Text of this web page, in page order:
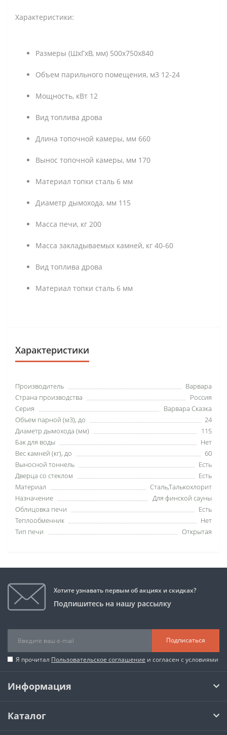
Характеристики:
Размеры (ШxГxВ, мм) 500x750x840
Объем парильного помещения, м3 12-24
Мощность, кВт 12
Вид топлива дрова
Длина топочной камеры, мм 660
Вынос топочной камеры, мм 170
Материал топки сталь 6 мм
Диаметр дымохода, мм 115
Масса печи, кг 200
Масса закладываемых камней, кг 40-60
Вид топлива дрова
Материал топки сталь 6 мм
Характеристики
Производитель
Варвара
Страна производства
Россия
Серия
Варвара Сказка
Объем парной (м3), до
24
Диаметр дымохода (мм)
115
Бак для воды
Нет
Вес камней (кг), до
60
Выносной тоннель
Есть
Дверца со стеклом
Есть
Материал
Сталь,Талькохлорит
Назначение
Для финской сауны
Облицовка печи
Есть
Теплообменник
Нет
Тип печи
Открытая
Хотите узнавать первым об акциях и скидках?
Подпишитесь на нашу рассылку
Подписаться
Я прочитал Пользовательское соглашение и согласен с условиями
Информация
Каталог